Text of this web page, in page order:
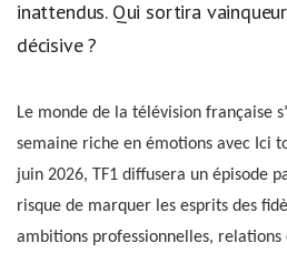
inattendus. Qui sortira
décisive ?
Le monde de la télévision française
semaine riche en émotions avec Ici
juin 2026, TF1 diffusera un épisode
risque de marquer les esprits des
ambitions professionnelles, relations